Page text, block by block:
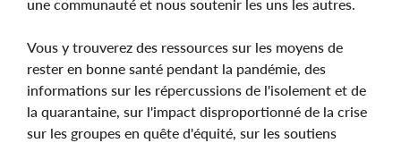
une communauté et nous soutenir les uns les autres.
Vous y trouverez des ressources sur les moyens de
rester en bonne santé pendant la pandémie, des
informations sur les répercussions de l'isolement et de
la quarantaine, sur l'impact disproportionné de la crise
sur les groupes en quête d'équité, sur les soutiens